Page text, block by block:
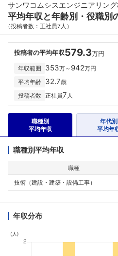
サンワコムシスエンジニアリン
平均年収と年齢別・役職別
（投稿者数：正社員7人）
投稿者の平均年収579.3万円
年収範囲 353万～ 942万円
平均年齢 32.7歳
投稿者数 正社員7 人
職種別
平均年収
年代別
平均年
職種別平均年収
職種
技術（建設・建築・設備工事）
年収分布
(人)